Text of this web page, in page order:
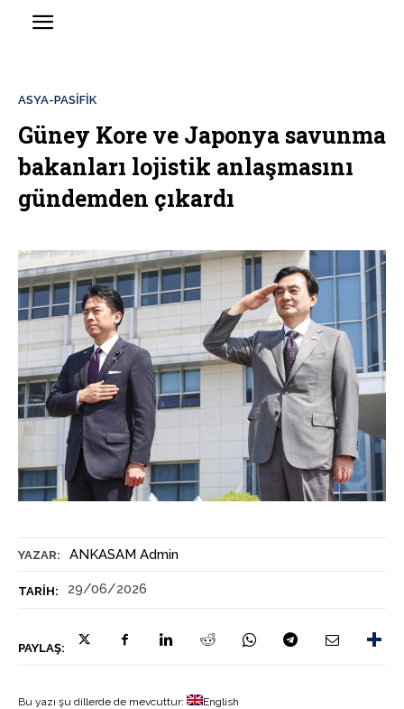
YAZAR: ANKASAM Admin
TARIH: 29/06/2026
PAYLAŞ:
ASYA-PASİFİK
Güney Kore ve Japonya savunma
bakanları lojistik anlaşmasını
gündemden çıkardı
Bu yazı şu dillerde de mevcuttur: English